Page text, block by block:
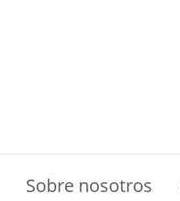
Sobre nosotros